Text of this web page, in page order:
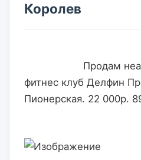
Королев
фитнес клуб Делфин
Пионерская. 22 000р.